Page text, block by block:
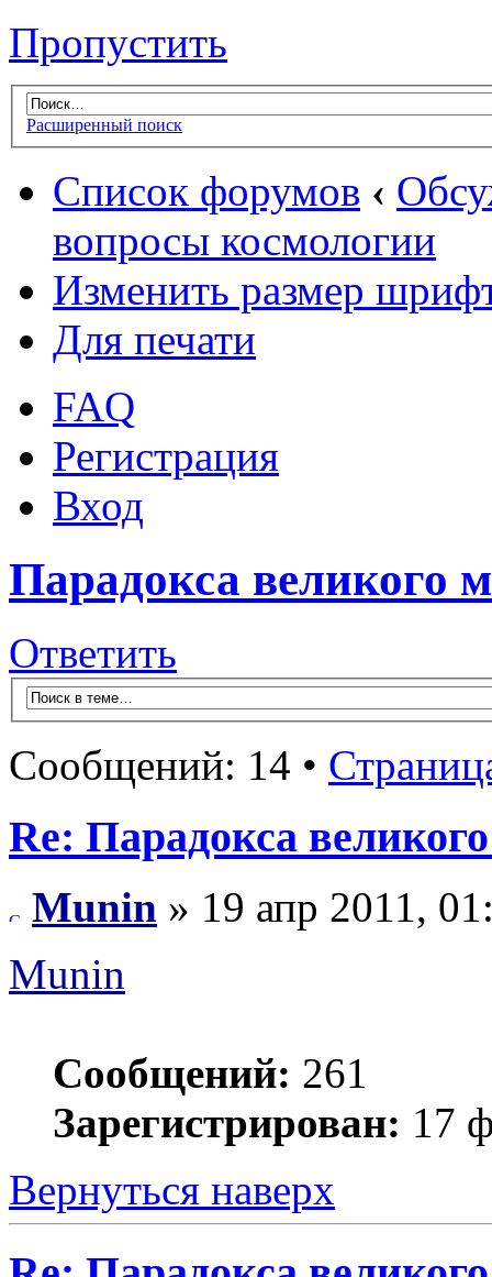
Пропустить
Расширенный поиск
Список форумов ‹
вопросы космологии
Изменить размер
Для печати
FAQ
Регистрация
Вход
Парадокса великого
Ответить
Сообщений: 14 •
Re: Парадокса
Munin » 19 апр 2011,
Munin
Сообщений: 261
Зарегистрирован: 17
Вернуться наверх